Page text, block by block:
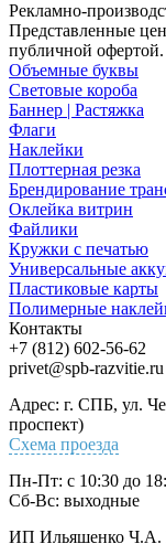
Рекламно-
Представленные
публичной офертой.
Объемные буквы
Световые короба
Баннер | Растяжка
Флаги
Наклейки
Плоттерная резка
Брендирование
Оклейка витрин
Файлики
Кружки с печатью
Универсальные
Пластиковые карты
Полимерные
Контакты
+7 (812) 602-56-62
privet@spb-razvitie.ru
Адрес: г. СПБ, ул.
проспект)
Схема проезда
Пн-Пт: с 10:30 до
Cб-Вс: выходные
ИП Ильяшенко